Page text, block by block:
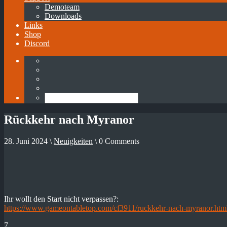
Demoteam
Downloads
Links
Shop
Discord
Rückkehr nach Myranor
28. Juni 2024 \ Neuigkeiten \ 0 Comments
Ihr wollt den Start nicht verpassen?:
https://www.gameontabletop.com/cf3911/ruckkehr-nach-